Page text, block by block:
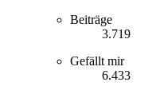
Beiträge
3.719
Gefällt mir
6.433